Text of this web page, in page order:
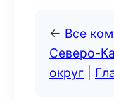
← Все
Северо-
округ